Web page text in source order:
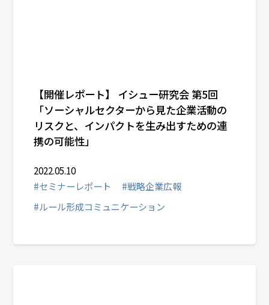
【開催レポート】 イシュー研究会 第5回
「ソーシャルセクターから見た企業活動の
リスクと、インパクトを生み出すための連
携の可能性」
2022.05.10
#セミナーレポート
#戦略企業広報
#ルール形成コミュニケーション